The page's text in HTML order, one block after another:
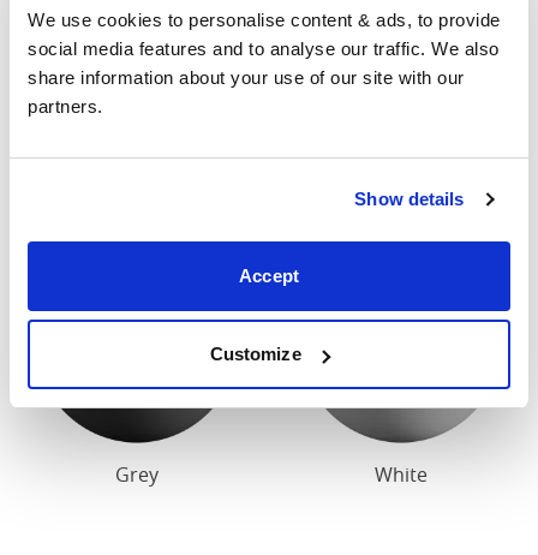
We use cookies to personalise content & ads, to provide
social media features and to analyse our traffic. We also
share information about your use of our site with our
partners.
Show details
Accept
Customize
können bis zu einem Zoll variieren. Bitte kontaktieren
Sie uns für genaue Abmessungen unserer Betten.
Unser Standardholzdekor ist dunkelkirsch oder weiß.
Grey White